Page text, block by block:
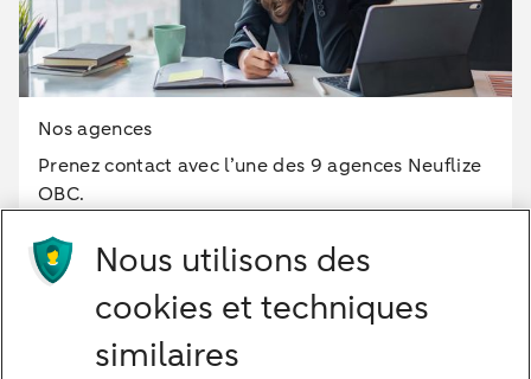
Nos agences
Prenez contact avec l’une des 9 agences Neuflize
OBC.
+33 (0)6 69 29 05 68
Nous utilisons des
cookies et techniques
similaires